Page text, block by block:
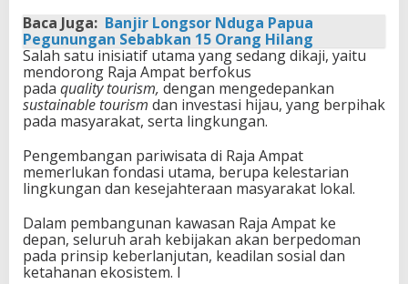
Baca Juga: Banjir Longsor Nduga Papua
Pegunungan Sebabkan 15 Orang Hilang
Salah satu inisiatif utama yang sedang dikaji, yaitu
mendorong Raja Ampat berfokus
pada quality tourism, dengan mengedepankan
sustainable tourism dan investasi hijau, yang berpihak
pada masyarakat, serta lingkungan.
Pengembangan pariwisata di Raja Ampat
memerlukan fondasi utama, berupa kelestarian
lingkungan dan kesejahteraan masyarakat lokal.
Dalam pembangunan kawasan Raja Ampat ke
depan, seluruh arah kebijakan akan berpedoman
pada prinsip keberlanjutan, keadilan sosial dan
ketahanan ekosistem. I